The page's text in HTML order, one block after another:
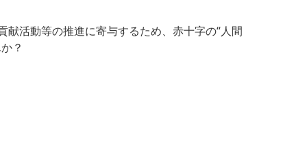
活動等の推進に寄与するため、赤十字の“人間
？